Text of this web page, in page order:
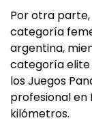
Por otra
categoría
argentina,
categoría elite
los Juegos
profesional en
kilómetros.